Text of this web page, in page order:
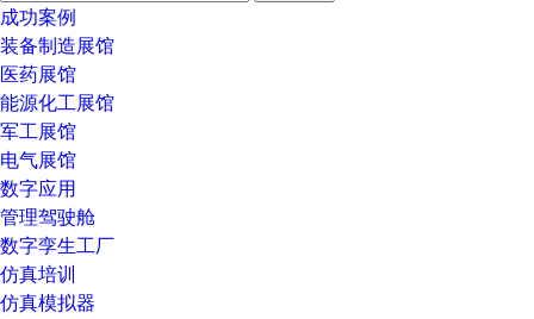
成功案例
装备制造展馆
医药展馆
能源化工展馆
军工展馆
电气展馆
数字应用
管理驾驶舱
数字孪生工厂
仿真培训
仿真模拟器